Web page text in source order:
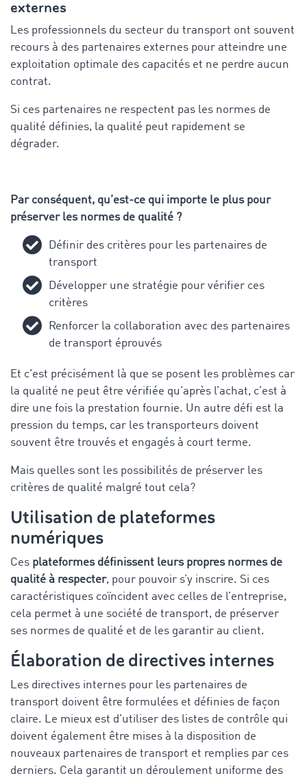
externes
Les professionnels du secteur du transport ont souvent
recours à des partenaires externes pour atteindre une
exploitation optimale des capacités et ne perdre aucun
contrat.
Si ces partenaires ne respectent pas les normes de
qualité définies, la qualité peut rapidement se
dégrader.
Par conséquent, qu’est-ce qui importe le plus pour
préserver les normes de qualité ?
Définir des critères pour les partenaires de
transport
Développer une stratégie pour vérifier ces
critères
Renforcer la collaboration avec des partenaires
de transport éprouvés
Et c'est précisément là que se posent les problèmes car
la qualité ne peut être vérifiée qu’après l’achat, c’est à
dire une fois la prestation fournie. Un autre défi est la
pression du temps, car les transporteurs doivent
souvent être trouvés et engagés à court terme.
Mais quelles sont les possibilités de préserver les
critères de qualité malgré tout cela?
Utilisation de plateformes
numériques
Ces plateformes définissent leurs propres normes de
qualité à respecter, pour pouvoir s’y inscrire. Si ces
caractéristiques coïncident avec celles de l’entreprise,
cela permet à une société de transport, de préserver
ses normes de qualité et de les garantir au client.
Élaboration de directives internes
Les directives internes pour les partenaires de
transport doivent être formulées et définies de façon
claire. Le mieux est d’utiliser des listes de contrôle qui
doivent également être mises à la disposition de
nouveaux partenaires de transport et remplies par ces
derniers. Cela garantit un déroulement uniforme des